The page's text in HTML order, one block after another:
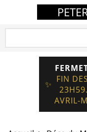
✨ FIN
AVRIL-